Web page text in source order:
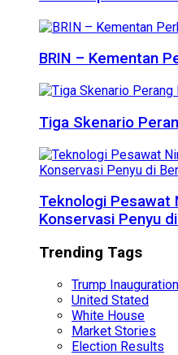
BRIN – Kementan
Tiga Skenario
Teknologi Pesawat
Konservasi Penyu
Trending Tags
Trump Inauguration
United Stated
White House
Market Stories
Election Results